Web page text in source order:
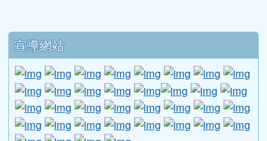
下中區域內容
宣導網站
link to http://www.guide.edu.tw/
link to http://www.csptc.gov.tw/ \
link to http://enc.moe.edu.tw/ \
link to https://link to https://link to https://
link to
link to http://edufund.cyut.edu.tw \
link to http://link to https://www.ptskids.tw/ \
link to http://
link to http://link to http://
link to
link to http://1950.tycg.gov.tw/ \
link to http://www.e-quit.org/ \
link to http://www.hpa.gov.tw/
link to http://link to http://goo.gl/
link to http://
link to
link to http://www.2017twccprcescr.tw/
link to http://http://ifi.immigration.gov.tw/
link to https://i.win.org.tw/iWIN/
link to https://
link to http://link to https://
link to https://
link to
link to